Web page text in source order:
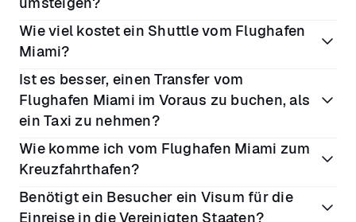
Ja, wenn Sie einen Anschlussflug erreichen müssen,
beträgt die Fahrtzeit zwischen dem Flughafen Fort
Lauderdale und dem Flughafen Miami etwa
Minuten(je nach Verkehrslage).
Wie viel kostet ein Shuttle vom Flughafen
Miami?
Es gibt keinen kostenlosen Shuttle vom Flughafen
Miami. Miami verfügt zwar über den Metromover,
einen kostenlosen Zugservice, der viele beliebte
Hotspots in der Stadt anfährt, aber um in die
Innenstadt oder andere zentrale Orte zu gelangen,
umsteigen.
Ist es besser, einen Transfer vom
Flughafen Miami im Voraus zu buchen, als
ein Taxi zu nehmen?
Die Vorausbuchung einer Fahrt hat gegenüber dem
Anhalten eines Taxis oder der Nutzung einer
herkömmlichen Fahrdienst-App viele Vorteile.
Wie komme ich vom Flughafen Miami zum
Kreuzfahrthafen?
Der Kreuzfahrthafen von Miami liegt nur 8 Meilen
Benötigt ein Besucher ein Visum für die
Einreise in die Vereinigten Staaten?